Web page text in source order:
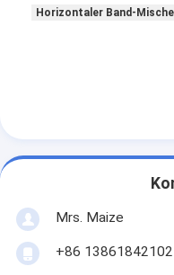
Horizontaler Band-
Mrs. Maize
+86 13861842102